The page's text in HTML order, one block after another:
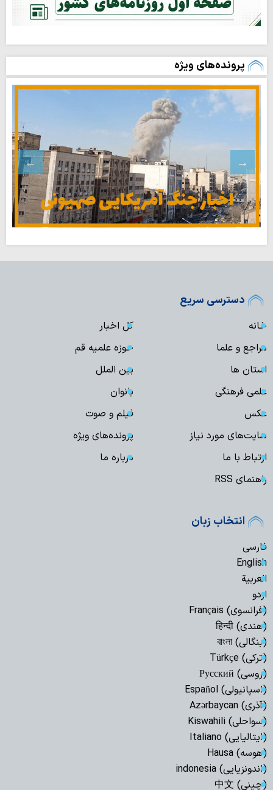
پرونده‌های ویژه
دسترسی سریع
خانه
کل اخبار
مراجع و علما
حوزه علمیه قم
استان ها
بین الملل
علمی فرهنگی
بانوان
عکس
فیلم و صوت
سایت‌های مورد نیاز
پرونده‌های ویژه
ارتباط با ما
درباره ما
راهنمای RSS
انتخاب زبان
فارسی
English
العربیة
اردو
(فرانسوی) Français
(هندی) हिन्दी
(بنگالی) বাংলা
(ترکی) Türkçe
(روسی) Русский
(اسپانیولی) Español
(آذری) Azərbaycan
(سواحلی) Kiswahili
(ایتالیایی) Italiano
(هوسه) Hausa
(اندونزیایی) indonesia
(چینی) 中文